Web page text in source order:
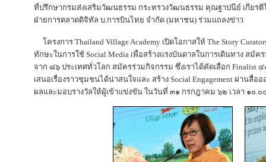
ที่ปรึกษากรมส่งเสริมวัฒนธรรม กระทรวงวัฒนธรรม คุณฐาปนีย์ เกียร
ฝ่ายการตลาดดิจิทัล บ.การบินไทย จำกัด (มหาชน) ร่วมแถลงข่าว
โครงการ Thailand Village Academy เปิดโอกาสให้ The Story
ทักษะในการใช้ Social Media เพื่อสร้างแรงบันดาลในการเดินทาง ส
จาก ๘๖ ประเทศทั่วโลก สมัครร่วมกิจกรรม ซึ่งเราได้คัดเลือก
เสนอเรื่องราวชุมชนได้น่าสนใจและ สร้าง Social Engagement ผ่าน
ผลและมอบรางวัลให้ผู้เข้าแข่งขัน ในวันที่ ๓๑ กรกฎาคม ๖๒ เวลา ๑๐.๐